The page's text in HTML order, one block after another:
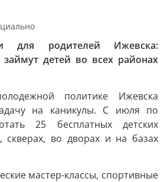
для родителей Ижевска:
детей во всех районах
политике Ижевска
на каникулы. С июля по
25 бесплатных детских
скверах, во дворах и на базах
мастер-классы, спортивные